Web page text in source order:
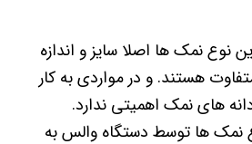
نوع نمک ها اصلا سایز و اندازه
هستند. و در مواردی به کار
های نمک اهمیتی ندارد.
نمک ها توسط دستگاه والس به